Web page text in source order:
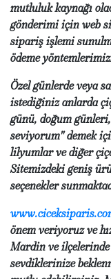
mutluluk kaynağı
gönderimi için web
sipariş işlemi
ödeme
Özel günlerde veya
istediğiniz anlarda
günü, doğum
seviyorum" demek
lilyumlar ve diğer
Sitemizdeki geniş
seçenekler
önem veriyoruz ve
Mardin ve
sevdiklerinize